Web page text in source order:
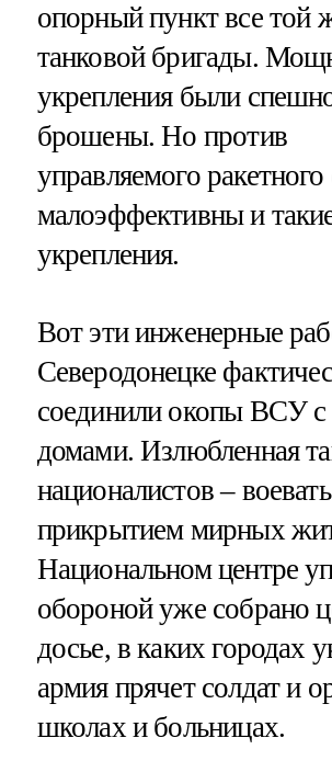
опорный пункт все той
танковой бригады.
укрепления были
брошены. Но против
управляемого ракетного
малоэффективны и
укрепления.
Вот эти инженерные
Северодонецке
соединили окопы ВСУ
домами. Излюбленная
националистов –
прикрытием мирных
Национальном центре
обороной уже собрано
досье, в каких городах
армия прячет солдат и
школах и больницах.